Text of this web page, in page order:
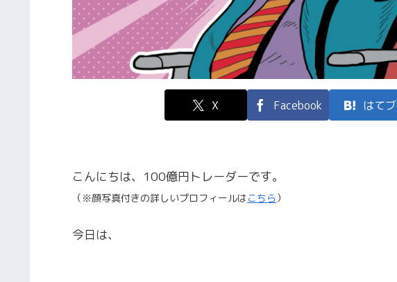
X Facebook はてブ
こんにちは、100億円トレーダーです。
（※顔写真付きの詳しいプロフィールはこちら ）
今日は、